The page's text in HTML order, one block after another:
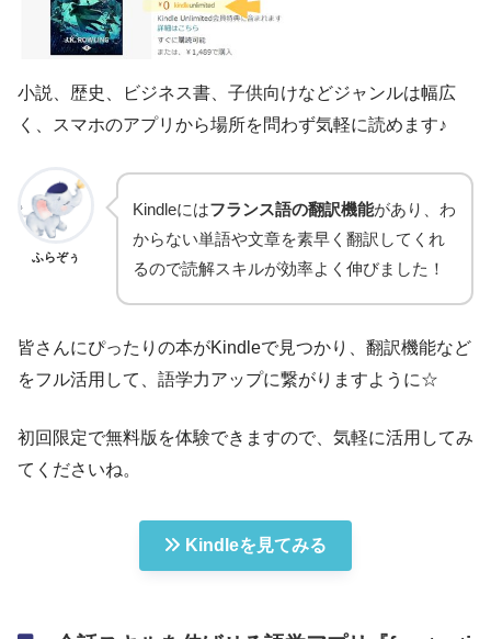
小説、歴史、ビジネス書、子供向けなどジャンルは幅広
く、スマホのアプリから場所を問わず気軽に読めます♪
ふらぞぅ
Kindleにはフランス語の翻訳機能があり、わ
からない単語や文章を素早く翻訳してくれ
るので読解スキルが効率よく伸びました！
皆さんにぴったりの本がKindleで見つかり、翻訳機能など
をフル活用して、語学力アップに繋がりますように☆
初回限定で無料版を体験できますので、気軽に活用してみ
てくださいね。
Kindleを見てみる